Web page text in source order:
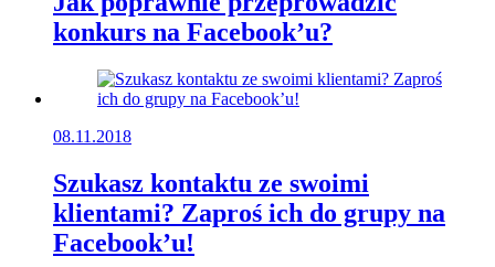
konkurs na Facebook’u?
08.11.2018
Szukasz kontaktu ze swoimi
klientami? Zaproś ich do grupy na
Facebook’u!